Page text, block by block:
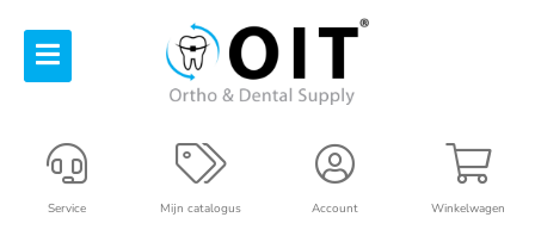
Winkelwagen
Account
Mijn catalogus
Service